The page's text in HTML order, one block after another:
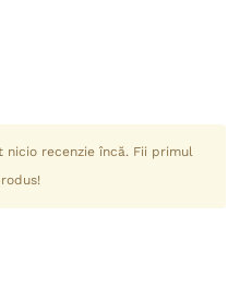
recenzie încă. Fii primul